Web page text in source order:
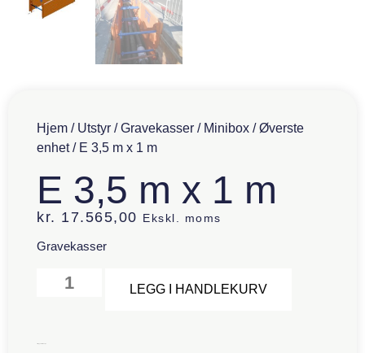
Hjem / Utstyr /Gravekasser / Minibox /Øverste
enhet/ E 3,5 m x 1 m
E 3,5 m x 1 m
kr. 17.565,00 Ekskl. moms
Gravekasser
LEGG I HANDLEKURV